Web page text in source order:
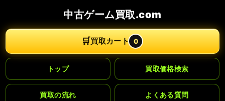
中古ゲーム買取.com
🛒買取カート 0
トップ 買取価格検索
買取の流れ よくある質問